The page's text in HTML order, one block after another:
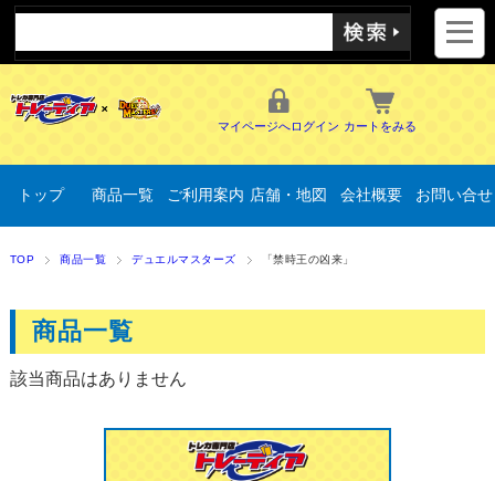
マイページへログイン カートをみる
トップ 商品一覧 ご利用案内 店舗・地図 会社概要 お問い合せ
TOP 商品一覧 デュエルマスターズ 「禁時王の凶来」
商品一覧
該当商品はありません